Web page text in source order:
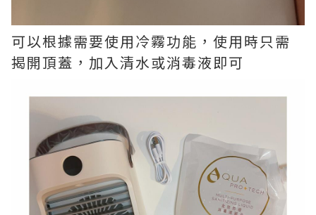
可以根據需要使用冷霧功能，使用時只需
揭開頂蓋，加入清水或消毒液即可